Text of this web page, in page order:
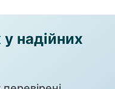
надійних